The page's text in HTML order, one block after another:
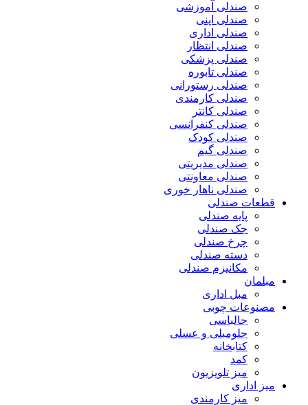
صندلی آموزشی
صندلی اپنی
صندلی اداری
صندلی انتظار
صندلی پزشکی
صندلی تابوره
صندلی رستورانی
صندلی کارمندی
صندلی کانتر
صندلی کنفرانسی
صندلی کودک
صندلی گیم
صندلی مدیریتی
صندلی معاونتی
صندلی ناهار خوری
قطعات صندلی
پایه صندلی
جک صندلی
چرخ صندلی
دسته صندلی
مکانیزم صندلی
مبلمان
مبل اداری
مصنوعات چوبی
جالباسی
جلومبلی و عسلی
کتابخانه
کمد
میز تلویزیون
میز اداری
میز کارمندی